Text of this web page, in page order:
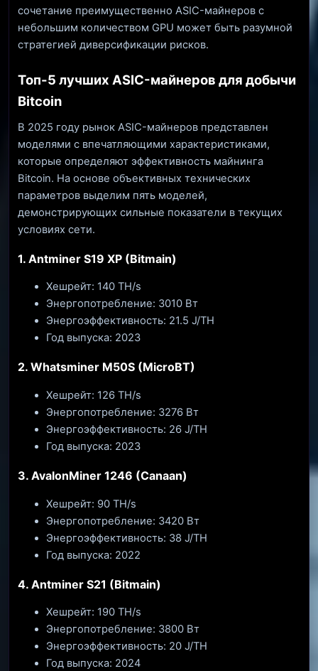
сочетание преимущественно ASIC-майнеров с
небольшим количеством GPU может быть разумной
стратегией диверсификации рисков.
Топ-5 лучших ASIC-майнеров для добычи
Bitcoin
В 2025 году рынок ASIC-майнеров представлен
моделями с впечатляющими характеристиками,
которые определяют эффективность майнинга
Bitcoin. На основе объективных технических
параметров выделим пять моделей,
демонстрирующих сильные показатели в текущих
условиях сети.
1. Antminer S19 XP (Bitmain)
Хешрейт: 140 TH/s
Энергопотребление: 3010 Вт
Энергоэффективность: 21.5 J/TH
Год выпуска: 2023
2. Whatsminer M50S (MicroBT)
Хешрейт: 126 TH/s
Энергопотребление: 3276 Вт
Энергоэффективность: 26 J/TH
Год выпуска: 2023
3. AvalonMiner 1246 (Canaan)
Хешрейт: 90 TH/s
Энергопотребление: 3420 Вт
Энергоэффективность: 38 J/TH
Год выпуска: 2022
4. Antminer S21 (Bitmain)
Хешрейт: 190 TH/s
Энергопотребление: 3800 Вт
Энергоэффективность: 20 J/TH
Год выпуска: 2024